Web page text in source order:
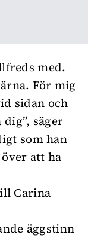
med.
För mig
sidan och
säger
som han
att ha
Carina
äggstinn